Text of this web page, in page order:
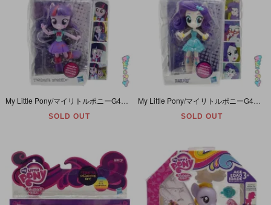
My Little Pony/マイリトルポニーG4・Equestria Girls Minis/エクエストリアガールズミニズ・Twilight Sparkle/トワイライトスパークル・2015年
SOLD OUT SOLD OUT